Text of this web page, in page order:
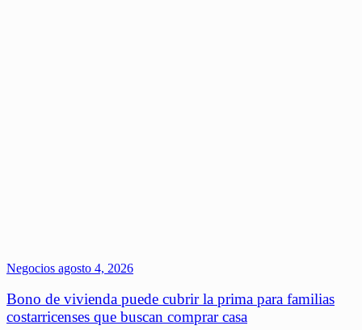
Negocios agosto 4, 2026
Bono de vivienda puede cubrir la prima para familias
costarricenses que buscan comprar casa